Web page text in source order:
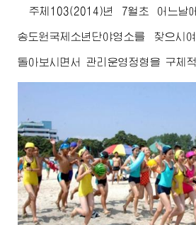
주체103(2014)년 7월초 어느날
송도원국제소년단야영소를 찾으시
돌아보시면서 관리운영정형을 구체